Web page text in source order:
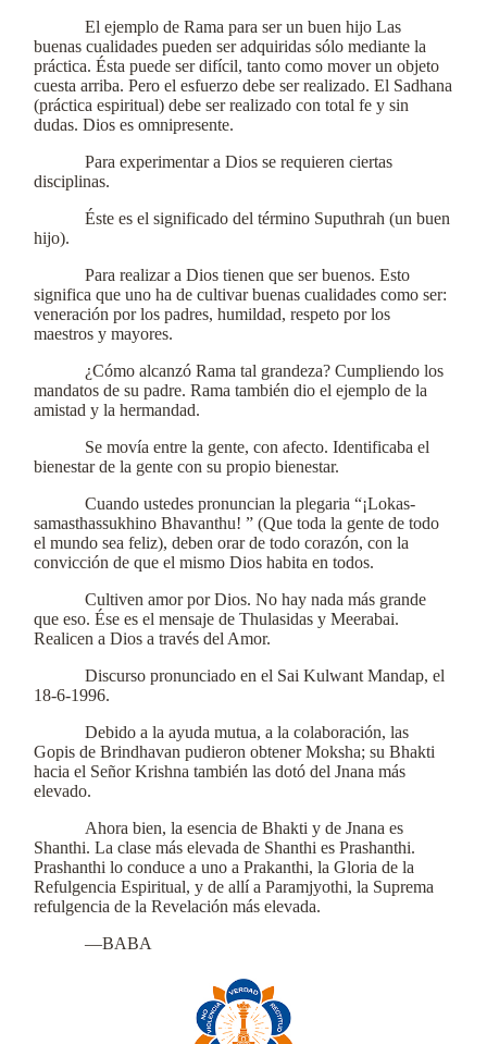
El ejemplo de Rama para ser un buen hijo Las
buenas cualidades pueden ser adquiridas sólo mediante la
práctica. Ésta puede ser difícil, tanto como mover un objeto
cuesta arriba. Pero el esfuerzo debe ser realizado. El Sadhana
(práctica espiritual) debe ser realizado con total fe y sin
dudas. Dios es omnipresente.
Para experimentar a Dios se requieren ciertas
disciplinas.
Éste es el significado del término Suputhrah (un buen
hijo).
Para realizar a Dios tienen que ser buenos. Esto
significa que uno ha de cultivar buenas cualidades como ser:
veneración por los padres, humildad, respeto por los
maestros y mayores.
¿Cómo alcanzó Rama tal grandeza? Cumpliendo los
mandatos de su padre. Rama también dio el ejemplo de la
amistad y la hermandad.
Se movía entre la gente, con afecto. Identificaba el
bienestar de la gente con su propio bienestar.
Cuando ustedes pronuncian la plegaria “¡Lokas-
samasthassukhino Bhavanthu! ” (Que toda la gente de todo
el mundo sea feliz), deben orar de todo corazón, con la
convicción de que el mismo Dios habita en todos.
Cultiven amor por Dios. No hay nada más grande
que eso. Ése es el mensaje de Thulasidas y Meerabai.
Realicen a Dios a través del Amor.
Discurso pronunciado en el Sai Kulwant Mandap, el
18-6-1996.
Debido a la ayuda mutua, a la colaboración, las
Gopis de Brindhavan pudieron obtener Moksha; su Bhakti
hacia el Señor Krishna también las dotó del Jnana más
elevado.
Ahora bien, la esencia de Bhakti y de Jnana es
Shanthi. La clase más elevada de Shanthi es Prashanthi.
Prashanthi lo conduce a uno a Prakanthi, la Gloria de la
Refulgencia Espiritual, y de allí a Paramjyothi, la Suprema
refulgencia de la Revelación más elevada.
—BABA